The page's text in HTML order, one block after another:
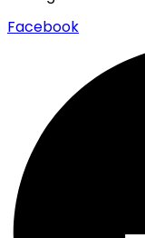
Facebook